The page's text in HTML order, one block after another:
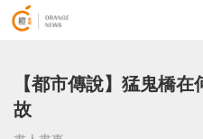
【都市傳說】猛鬼橋
故